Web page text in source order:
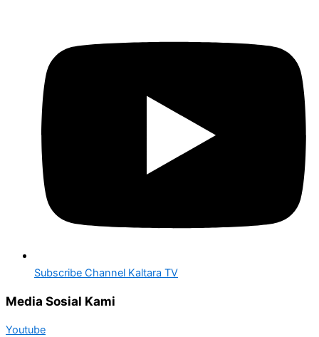
Subscribe Channel Kaltara TV
Media Sosial Kami
Youtube